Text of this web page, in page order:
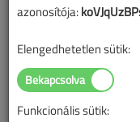
azonosítója:
Elengedhetetlen sütik:
Funkcionális sütik: